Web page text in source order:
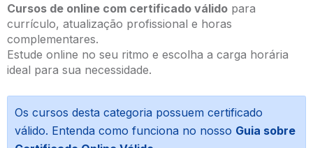
Cursos de online com certificado válidopara
currículo, atualização profissional e horas
complementares.
Estude online no seu ritmo e escolha a carga horária
ideal para sua necessidade.
Os cursos desta categoria possuem certificado
válido. Entenda como funciona no nosso Guia sobre